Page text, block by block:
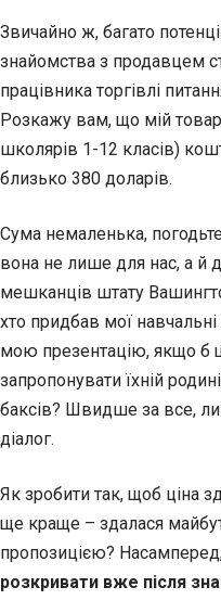
Звичайно ж, багато
знайомства з продавцем
працівника торгівлі
Розкажу вам, що мій
школярів 1-12 класів)
близько 380 доларів.
Сума немаленька,
вона не лише для нас, а й
мешканців штату
хто придбав мої
мою презентацію, якщо б
запропонувати їхній
баксів? Швидше за все,
діалог.
Як зробити так, щоб ціна
ще краще – здалася
пропозицією?
розкривати вже після